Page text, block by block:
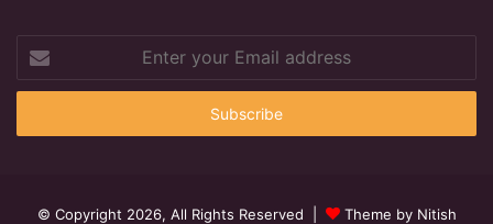
your
Email
© Copyright 2026, All Rights Reserved | Theme by Nitish